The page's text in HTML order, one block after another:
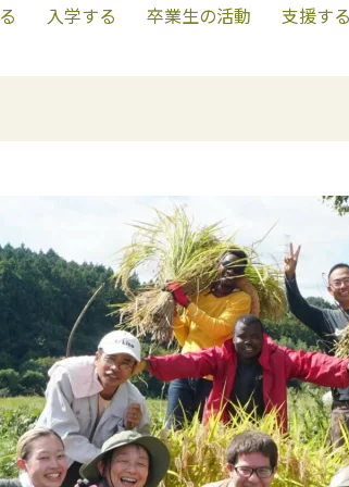
入学する 卒業生の活動 支援する